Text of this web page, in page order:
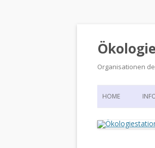
Organisationen
HOME